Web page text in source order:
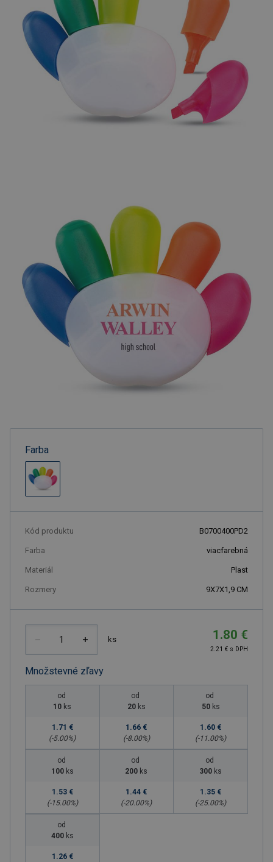
Farba
Kód produktu B0700400PD2
Farba viacfarebná
Materiál Plast
Rozmery 9X7X1,9 CM
ks 1.80 €
2.21 € s DPH
Množstevné zľavy
od
10 ks
1.71 €
(-5.00%)
od
20 ks
1.66 €
(-8.00%)
od
50 ks
1.60 €
(-11.00%)
od
100 ks
1.53 €
(-15.00%)
od
200 ks
1.44 €
(-20.00%)
od
300 ks
1.35 €
(-25.00%)
od
400 ks
1.26 €